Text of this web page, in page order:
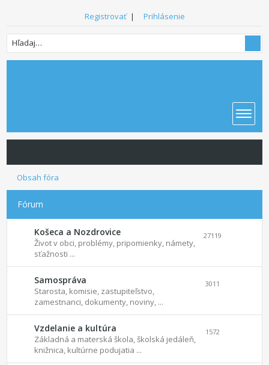
Registrovať| Prihlásenie
Obsah fóra
Fórum
Košeca a Nozdrovice
Život v obci, problémy, pripomienky, námety,
sťažnosti ...
27119
Samospráva
Starosta, komisie, zastupiteľstvo,
zamestnanci, dokumenty, noviny, ...
3011
Vzdelanie a kultúra
Základná a materská škola, školská jedáleň,
knižnica, kultúrne podujatia ...
1572